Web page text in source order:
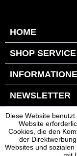
HOME
SHOP SERVICE
NEWSLETTER
Diese Website
Website
Cookies, die den
der
Websites und